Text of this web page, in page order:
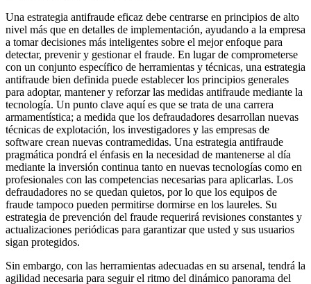
Una estrategia antifraude eficaz debe centrarse en principios de alto
nivel más que en detalles de implementación, ayudando a la empresa
a tomar decisiones más inteligentes sobre el mejor enfoque para
detectar, prevenir y gestionar el fraude. En lugar de comprometerse
con un conjunto específico de herramientas y técnicas, una estrategia
antifraude bien definida puede establecer los principios generales
para adoptar, mantener y reforzar las medidas antifraude mediante la
tecnología. Un punto clave aquí es que se trata de una carrera
armamentística; a medida que los defraudadores desarrollan nuevas
técnicas de explotación, los investigadores y las empresas de
software crean nuevas contramedidas. Una estrategia antifraude
pragmática pondrá el énfasis en la necesidad de mantenerse al día
mediante la inversión continua tanto en nuevas tecnologías como en
profesionales con las competencias necesarias para aplicarlas. Los
defraudadores no se quedan quietos, por lo que los equipos de
fraude tampoco pueden permitirse dormirse en los laureles. Su
estrategia de prevención del fraude requerirá revisiones constantes y
actualizaciones periódicas para garantizar que usted y sus usuarios
sigan protegidos.
Sin embargo, con las herramientas adecuadas en su arsenal, tendrá la
agilidad necesaria para seguir el ritmo del dinámico panorama del